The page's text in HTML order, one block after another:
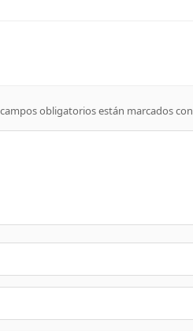
obligatorios están marcados con